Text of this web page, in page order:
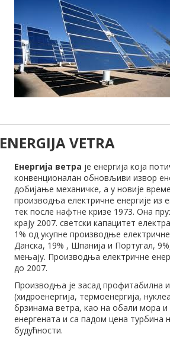
ENERGIJA VETRA
Енергија ветра је енергија која
конвенционалан обновљиви извор
добијање механичке, а у новије
производња електричне енергије из
тек после нафтне кризе 1973. Она
крају 2007. светски капацитет
1% од укупне производње
Данска, 19% , Шпанија и Португал,
мењају. Производња електричне
до 2007.
Производња је засад профитабилна
(хидроенергијa, термоенергија,
брзинама ветра, као на обали мора
енергената и са падом цена турбина
будућности.